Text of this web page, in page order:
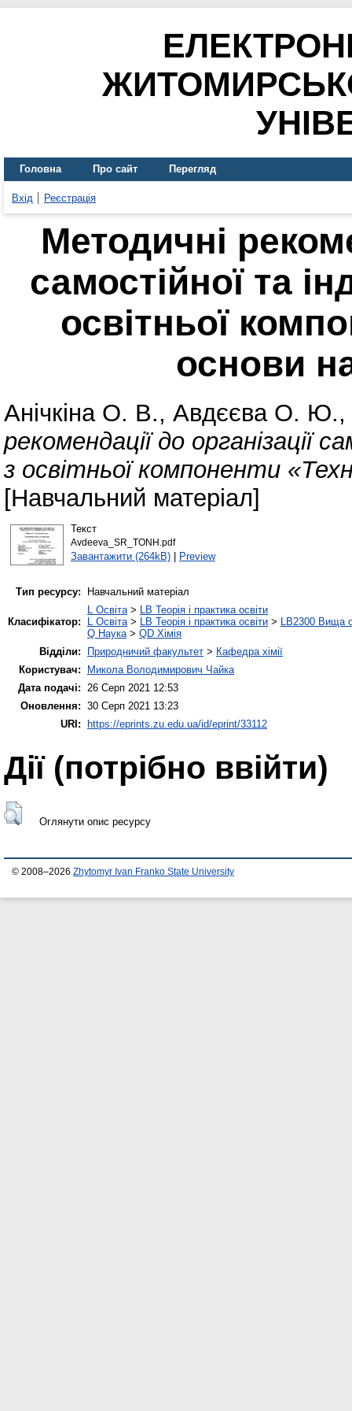
Головна Про сайт Перегляд
Вхід Реєстрація
Методичні
самостійної та
освітньої
основи
Анічкіна О. В., Авдєєва О. Ю.,
рекомендації до організації
з освітньої компоненти
[Навчальний матеріал]
Текст
Avdeeva_SR_TONH.pdf
Завантажити (264kB)| Preview
Тип ресурсу: Навчальний матеріал
Класифікатор:
L Освіта> LB Теорія і практика освіти
L Освіта> LB Теорія і практика освіти > LB2300 Вища
Q Наука> QD Хімія
Відділи:
Природничий факультет > Кафедра хімії
Користувач:
Микола Володимирович Чайка
Дата подачі: 26 Серп 2021 12:53
Оновлення: 30 Серп 2021 13:23
URI:
https://eprints.zu.edu.ua/id/eprint/33112
Дії ​​(потрібно ввійти)
Оглянути опис ресурсу
© 2008–2026 Zhytomyr Ivan Franko State University